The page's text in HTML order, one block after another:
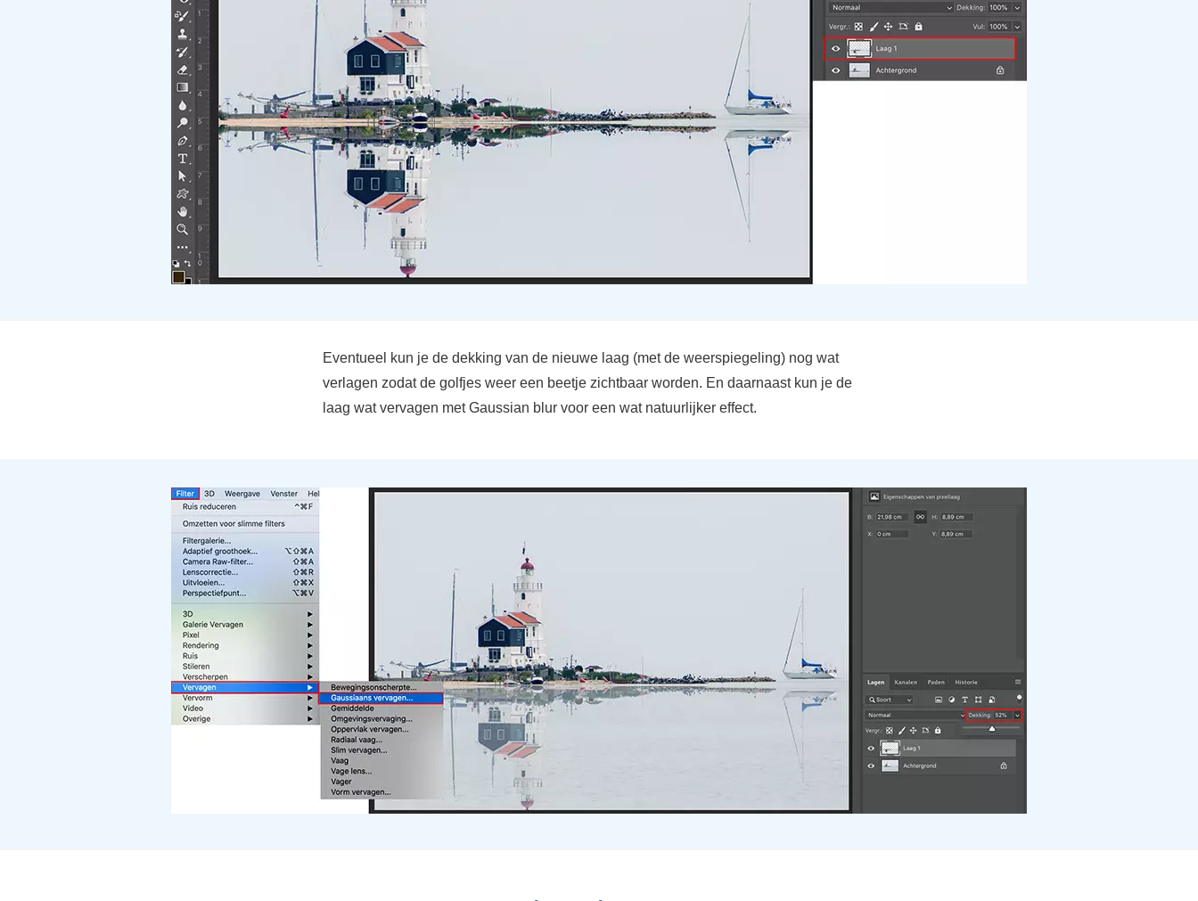
Eventueel kun je de dekking van de nieuwe laag (met de weerspiegeling) nog wat
verlagen zodat de golfjes weer een beetje zichtbaar worden. En daarnaast kun je de
laag wat vervagen met Gaussian blur voor een wat natuurlijker effect.